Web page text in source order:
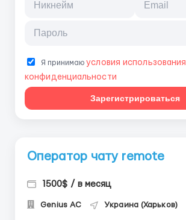
Я принимаюусловия использования
конфиденциальности
Зарегистрироваться
Оператор чату remote
1500$ / в месяц
Genius AС Украина (Харьков)